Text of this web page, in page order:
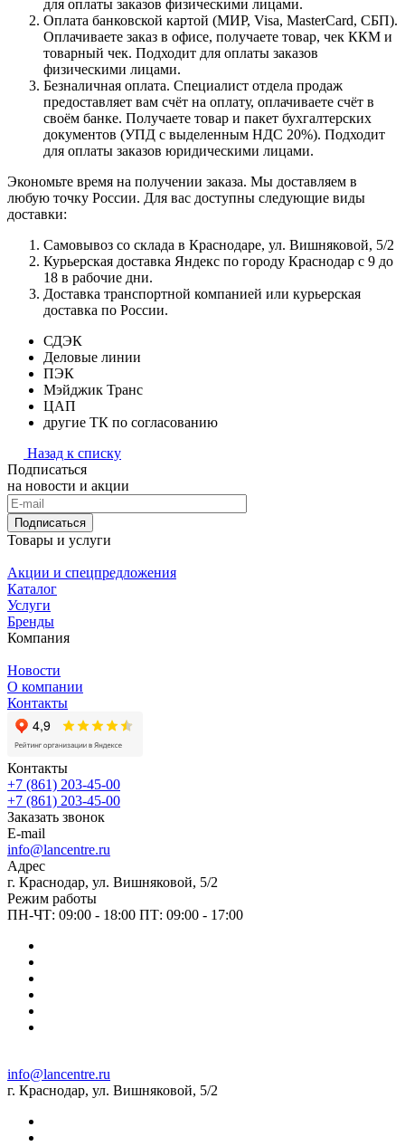
для оплаты заказов физическими лицами.
Оплата банковской картой (МИР, Visa, MasterCard, СБП).
Оплачиваете заказ в офисе, получаете товар, чек ККМ и
товарный чек. Подходит для оплаты заказов
физическими лицами.
Безналичная оплата. Специалист отдела продаж
предоставляет вам счёт на оплату, оплачиваете счёт в
своём банке. Получаете товар и пакет бухгалтерских
документов (УПД с выделенным НДС 20%). Подходит
для оплаты заказов юридическими лицами.
Экономьте время на получении заказа. Мы доставляем в
любую точку России. Для вас доступны следующие виды
доставки:
Самовывоз со склада в Краснодаре, ул. Вишняковой, 5/2
Курьерская доставка Яндекс по городу Краснодар с 9 до
18 в рабочие дни.
Доставка транспортной компанией или курьерская
доставка по России.
СДЭК
Деловые линии
ПЭК
Мэйджик Транс
ЦАП
другие ТК по согласованию
Назад к списку
Подписаться
на новости и акции
Подписаться
Товары и услуги
Акции и спецпредложения
Каталог
Услуги
Бренды
Компания
Новости
О компании
Контакты
Контакты
+7 (861) 203-45-00
+7 (861) 203-45-00
Заказать звонок
E-mail
info@lancentre.ru
Адрес
г. Краснодар, ул. Вишняковой, 5/2
Режим работы
ПН-ЧТ: 09:00 - 18:00 ПТ: 09:00 - 17:00
info@lancentre.ru
г. Краснодар, ул. Вишняковой, 5/2